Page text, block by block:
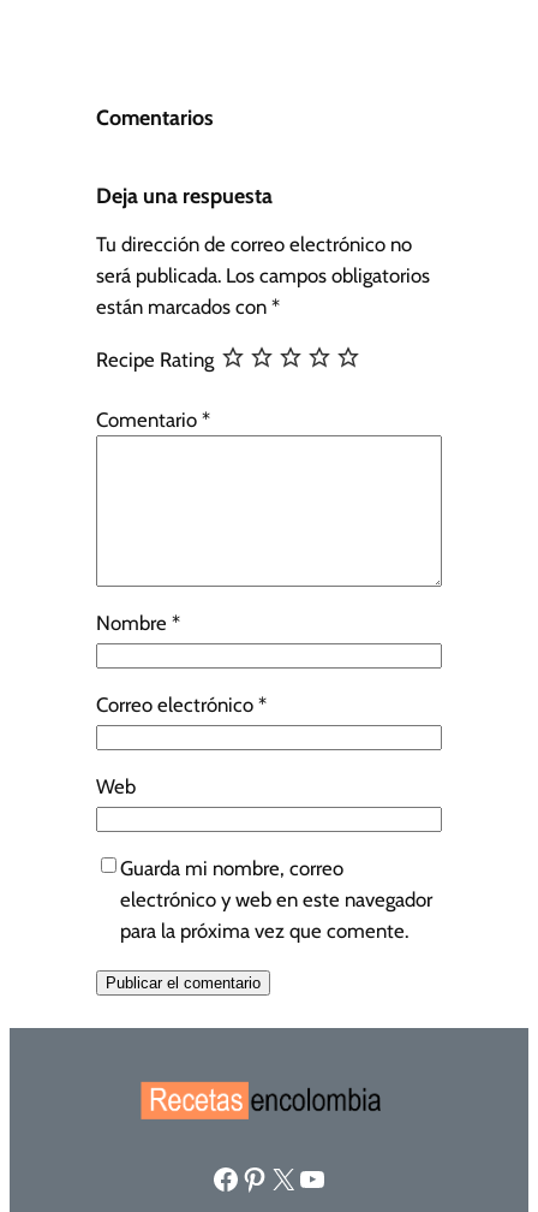
Comentarios
Deja una respuesta
Tu dirección de correo electrónico no
será publicada. Los campos obligatorios
están marcados con *
Recipe Rating
Comentario *
Nombre *
Correo electrónico *
Web
Guarda mi nombre, correo
electrónico y web en este navegador
para la próxima vez que comente.
Facebook Pinterest X YouTube